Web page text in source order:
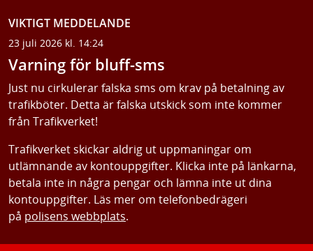
VIKTIGT MEDDELANDE
23 juli 2026 kl. 14:24
Varning för bluff-sms
Just nu cirkulerar falska sms om krav på betalning av
trafikböter. Detta är falska utskick som inte kommer
från Trafikverket!
Trafikverket skickar aldrig ut uppmaningar om
utlämnande av kontouppgifter. Klicka inte på länkarna,
betala inte in några pengar och lämna inte ut dina
kontouppgifter. Läs mer om telefonbedrägeri
på polisens webbplats.